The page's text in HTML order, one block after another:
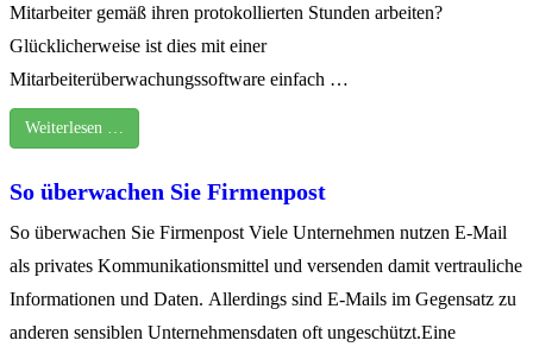
Mitarbeiter gemäß ihren protokollierten Stunden arbeiten?
Glücklicherweise ist dies mit einer
Mitarbeiterüberwachungssoftware einfach …
Weiterlesen …
So überwachen Sie Firmenpost
So überwachen Sie Firmenpost Viele Unternehmen nutzen E-Mail
als privates Kommunikationsmittel und versenden damit vertrauliche
Informationen und Daten. Allerdings sind E-Mails im Gegensatz zu
anderen sensiblen Unternehmensdaten oft ungeschützt.Eine